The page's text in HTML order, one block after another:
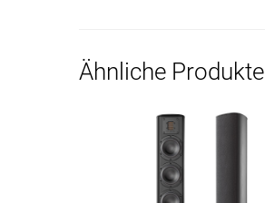
Ähnliche Produkte